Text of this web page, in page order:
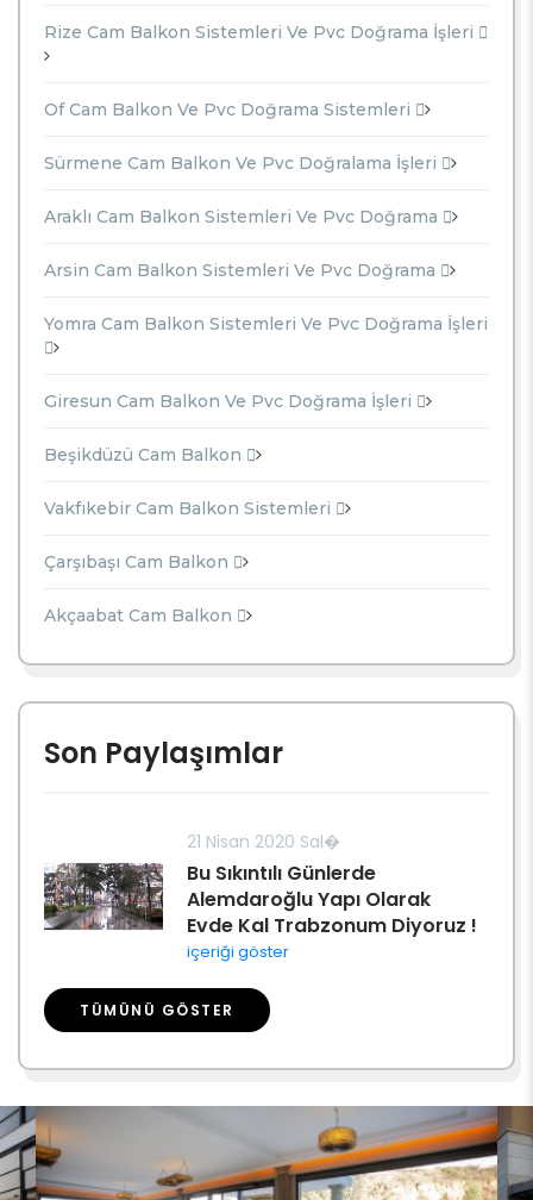
Rize Cam Balkon Sistemleri Ve Pvc Doğrama İşleri
Of Cam Balkon Ve Pvc Doğrama Sistemleri
Sürmene Cam Balkon Ve Pvc Doğralama İşleri
Araklı Cam Balkon Sistemleri Ve Pvc Doğrama
Arsin Cam Balkon Sistemleri Ve Pvc Doğrama
Yomra Cam Balkon Sistemleri Ve Pvc Doğrama İşleri
Giresun Cam Balkon Ve Pvc Doğrama İşleri
Beşikdüzü Cam Balkon
Vakfıkebir Cam Balkon Sistemleri
Çarşıbaşı Cam Balkon
Akçaabat Cam Balkon
Son Paylaşımlar
21 Nisan 2020 Sal�
Bu Sıkıntılı Günlerde
Alemdaroğlu Yapı Olarak
Evde Kal Trabzonum Diyoruz !
içeriği göster
TÜMÜNÜ GÖSTER